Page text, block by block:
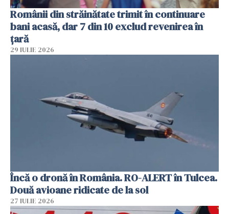
Românii din străinătate trimit în continuare
bani acasă, dar 7 din 10 exclud revenirea în
țară
29 IULIE 2026
Încă o dronă în România. RO-ALERT în Tulcea.
Două avioane ridicate de la sol
27 IULIE 2026